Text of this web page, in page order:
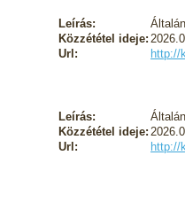
Leírás:
Közzététel ideje:
Url:
http://
Leírás:
Közzététel ideje:
Url:
http://